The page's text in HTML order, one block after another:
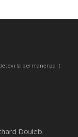
la permanenza :)
Douieb